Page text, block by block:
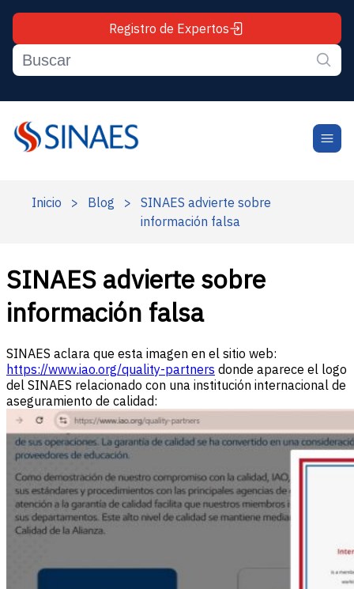
Registro de Expertos
Inicio > Blog >
SINAES advierte sobre
información falsa
SINAES advierte sobre
información falsa
SINAES aclara que esta imagen en el sitio web:
https://www.iao.org/quality-partners donde aparece el logo
del SINAES relacionado con una institución internacional de
aseguramiento de calidad: